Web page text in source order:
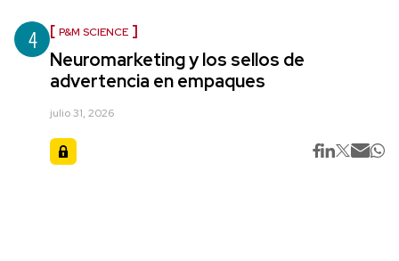
4 P&M SCIENCE
Neuromarketing y los sellos de
advertencia en empaques
julio 31, 2026